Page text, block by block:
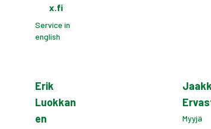
x.fi
Service in
english
Erik
Luokkan
en
Myyjä